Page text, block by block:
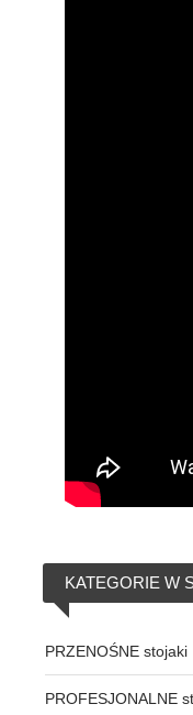
KATEGORIE W
PRZENOŚNE stojaki
PROFESJONALNE